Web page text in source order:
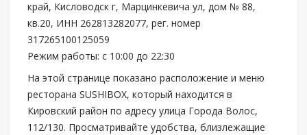
край, Кисловодск г, Марцинкевича ул, дом № 88,
кв.20, ИНН 262813282077, рег. номер
317265100125059
Режим работы: с 10:00 до 22:30
На этой странице показано расположение и меню
ресторана SUSHIBOX, который находится в
Кировский район по адресу улица Города Волос,
112/130. Просматривайте удобства, близлежащие